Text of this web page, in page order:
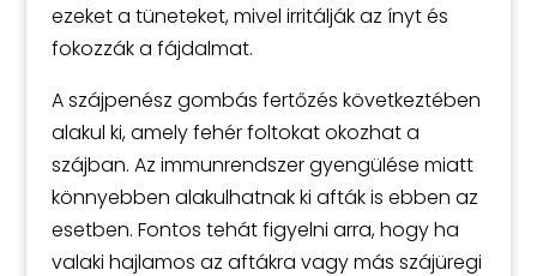
ezeket a tüneteket, mivel irritálják az ínyt és
fokozzák a fájdalmat.
A szájpenész gombás fertőzés következtében
alakul ki, amely fehér foltokat okozhat a
szájban. Az immunrendszer gyengülése miatt
könnyebben alakulhatnak ki afták is ebben az
esetben. Fontos tehát figyelni arra, hogy ha
valaki hajlamos az aftákra vagy más szájüregi